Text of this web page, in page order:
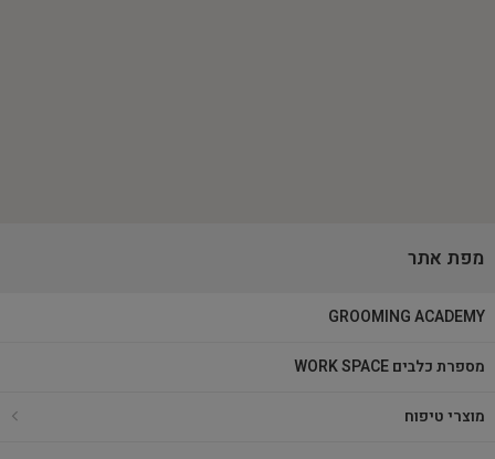
מפת אתר
GROOMING ACADEMY
מספרת כלבים WORK SPACE
מוצרי טיפוח